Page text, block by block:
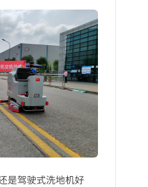
是驾驶式洗地机好